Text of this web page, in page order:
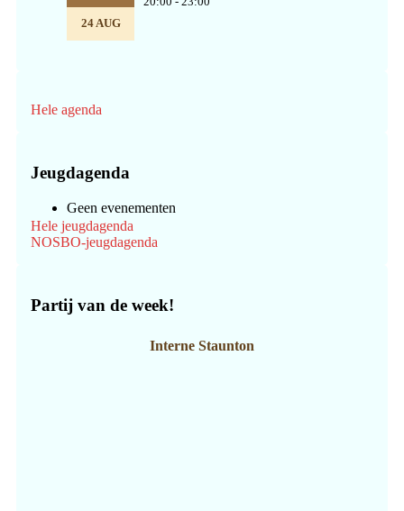
24 AUG
Hele agenda
Jeugdagenda
Geen evenementen
Hele jeugdagenda
NOSBO-jeugdagenda
Partij van de week!
Interne Staunton